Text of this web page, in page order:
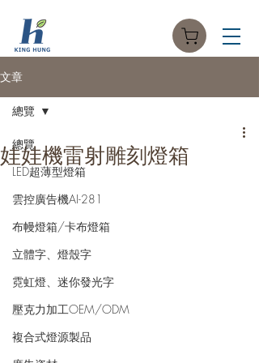
文章
總覽
LED超薄型燈箱
雲控廣告機AI-281
布幔燈箱/卡布燈箱
立體字、燈殼字
霓虹燈、迷你發光字
壓克力加工OEM/ODM
複合式燈源製品
總覽
娃娃機雷射雕刻燈箱